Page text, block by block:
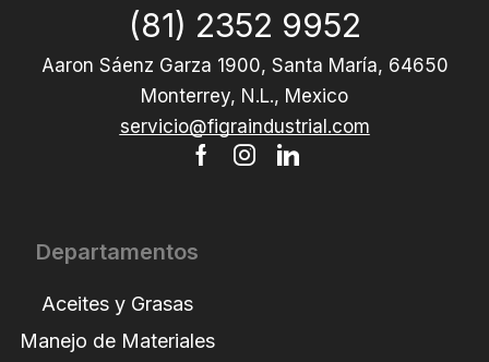
(81) 2352 9952
Aaron Sáenz Garza 1900, Santa María, 64650
Monterrey, N.L., Mexico
servicio@figraindustrial.com
Departamentos
Aceites y Grasas
Manejo de Materiales